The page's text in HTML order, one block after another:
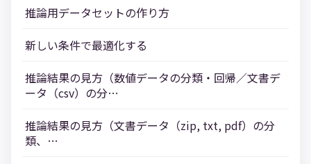
推論用データセットの作り方
新しい条件で最適化する
推論結果の見方（数値データの分類・回帰／文書デ
ータ（csv）の分…
推論結果の見方（文書データ（zip, txt, pdf）の分
類、…